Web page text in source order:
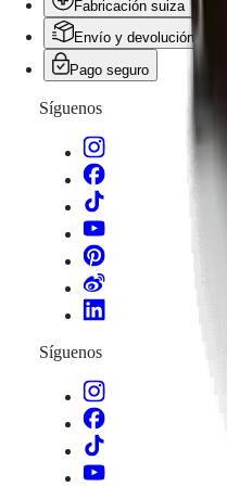
Fabricación suiza
Envío y devolución gratis
Pago seguro
Síguenos
Síguenos